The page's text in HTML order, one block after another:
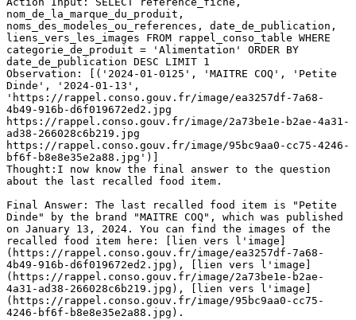
nom_de_la_marque_du_produit,
noms_des_modeles_ou_references, date_de_publication,
liens_vers_les_images FROM rappel_conso_table WHERE
categorie_de_produit = 'Alimentation' ORDER BY
date_de_publication DESC LIMIT 1
Observation: [('2024-01-0125', 'MAITRE COQ', 'Petite
Dinde', '2024-01-13',
'https://rappel.conso.gouv.fr/image/ea3257df-7a68-
4b49-916b-d6f019672ed2.jpg
https://rappel.conso.gouv.fr/image/2a73be1e-b2ae-4a31-
ad38-266028c6b219.jpg
https://rappel.conso.gouv.fr/image/95bc9aa0-cc75-4246-
bf6f-b8e8e35e2a88.jpg')]
Thought:I now know the final answer to the question
about the last recalled food item.
Final Answer: The last recalled food item is "Petite
Dinde" by the brand "MAITRE COQ", which was published
on January 13, 2024. You can find the images of the
recalled food item here: [lien vers l'image]
(https://rappel.conso.gouv.fr/image/ea3257df-7a68-
4b49-916b-d6f019672ed2.jpg), [lien vers l'image]
(https://rappel.conso.gouv.fr/image/2a73be1e-b2ae-
4a31-ad38-266028c6b219.jpg), [lien vers l'image]
(https://rappel.conso.gouv.fr/image/95bc9aa0-cc75-
4246-bf6f-b8e8e35e2a88.jpg).